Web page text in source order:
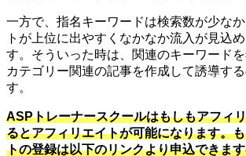
一方で、指名キーワードは検索数が少な
トが上位に出やすくなかなか流入が見込
す。そういった時は、関連のキーワードを
カテゴリー関連の記事を作成して誘導す
す。
ASPトレーナースクールはもしもアフィ
るとアフィリエイトが可能になります。
トの登録は以下のリンクより申込できま